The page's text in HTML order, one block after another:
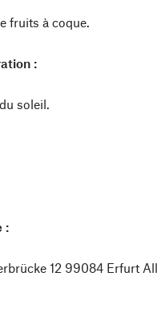
fruits à coque.
:
soleil.
:
12 99084 Erfurt